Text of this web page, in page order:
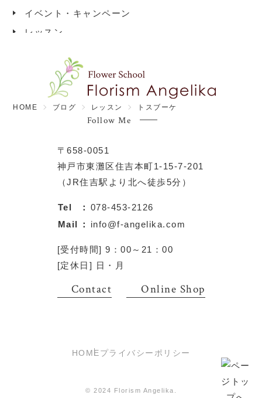
イベント・キャンペーン
レッスン
HOME ブログ レッスン トスブーケ
Follow Me
〒658-0051
神戸市東灘区住吉本町1-15-7-201
（JR住吉駅より北へ徒歩5分）
Tel ： 078-453-2126
Mail
： info@f-angelika.com
[受付時間] 9：00～21：00
[定休日] 日・月
Contact Online Shop
HOMEプライバシーポリシー
© 2024 Florism Angelika.